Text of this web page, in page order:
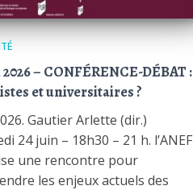
– CONFÉRENCE-DÉBAT :
et universitaires ?
Gautier Arlette (dir.)
24 juin – 18h30 – 21 h. l’ANEF
une rencontre pour
les enjeux actuels des